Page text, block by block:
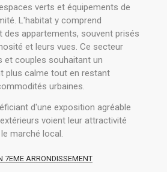
verts et équipements de
L'habitat y comprend
des appartements, souvent prisés
et leurs vues. Ce secteur
et couples souhaitant un
plus calme tout en restant
urbaines.
d'une exposition agréable
voient leur attractivité
marché local.
ARRONDISSEMENT